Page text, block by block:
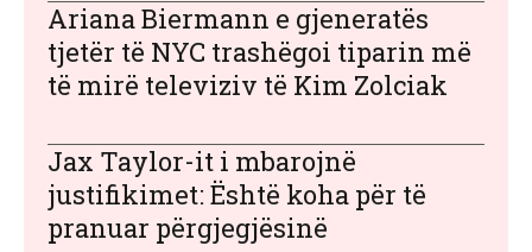
Ariana Biermann e gjeneratës
tjetër të NYC trashëgoi tiparin më
të mirë televiziv të Kim Zolciak
Jax Taylor-it i mbarojnë
justifikimet: Është koha për të
pranuar përgjegjësinë